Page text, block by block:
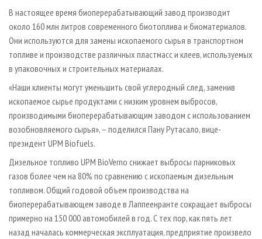
ИНСТРУМЕНТ И МАТЕРИАЛЫ
БИБЛИОТЕКА СПЕЦИАЛИСТА
В настоящее время биоперерабатывающий завод производит
около 160 млн литров современного биотоплива и биоматериалов.
Они используются для замены ископаемого сырья в транспортном
топливе и производстве различных пластмасс и клеев, используемых
в упаковочных и строительных материалах.
«Наши клиенты могут уменьшить свой углеродный след, заменив
ископаемое сырье продуктами с низким уровнем выбросов,
производимыми биоперерабатывающим заводом с использованием
возобновляемого сырья», – поделился Пану Рутасало, вице-
президент UPM Biofuels.
Дизельное топливо UPM BioVerno снижает выбросы парниковых
газов более чем на 80% по сравнению с ископаемым дизельным
топливом. Общий годовой объем производства на
биоперерабатывающем заводе в Лаппеенранте сокращает выбросы
примерно на 150 000 автомобилей в год. С тех пор, как пять лет
назад началась коммерческая эксплуатация, предприятие произвело